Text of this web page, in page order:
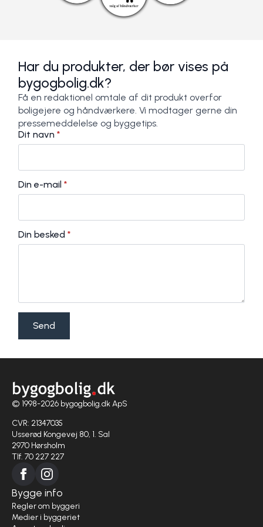
Har du produkter, der bør vises på
bygogbolig.dk?
Få en redaktionel omtale af dit produkt overfor
boligejere og håndværkere. Vi modtager gerne din
pressemeddelelse og byggetips.
Dit navn *
Din e-mail *
Din besked *
Send
© 1998-2026 bygogbolig.dk ApS
CVR: 21347035
Usserød Kongevej 80, 1. Sal
2970 Hørsholm
Tlf. 70 227 227
Bygge info
Regler om byggeri
Medier i byggeriet